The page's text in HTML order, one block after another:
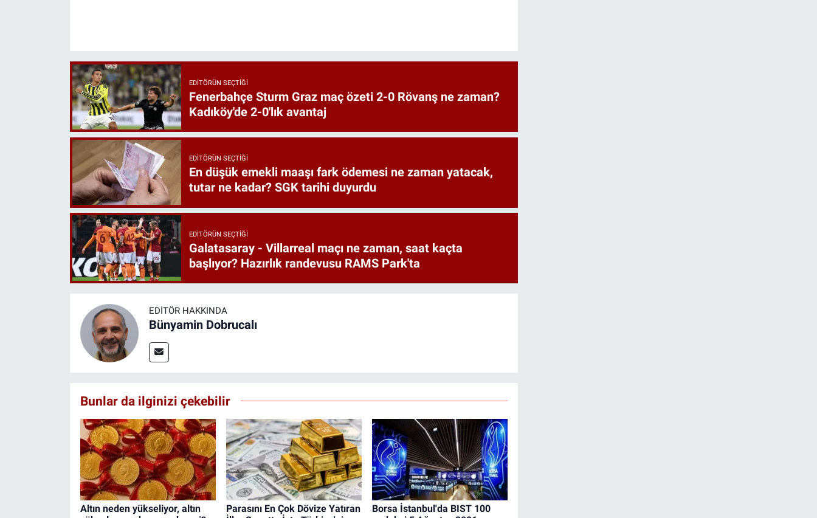
EDITÖRÜN SEÇTIĞI
Fenerbahçe Sturm Graz maç özeti 2-0 Rövanş ne zaman?
Kadıköy'de 2-0'lık avantaj
EDITÖRÜN SEÇTIĞI
En düşük emekli maaşı fark ödemesi ne zaman yatacak,
tutar ne kadar? SGK tarihi duyurdu
EDITÖRÜN SEÇTIĞI
Galatasaray - Villarreal maçı ne zaman, saat kaçta
başlıyor? Hazırlık randevusu RAMS Park'ta
EDITÖR HAKKINDA
Bünyamin Dobrucalı
Bunlar da ilginizi çekebilir
Altın neden yükseliyor, altın
Parasını En Çok Dövize Yatıran
Borsa İstanbul'da BIST 100